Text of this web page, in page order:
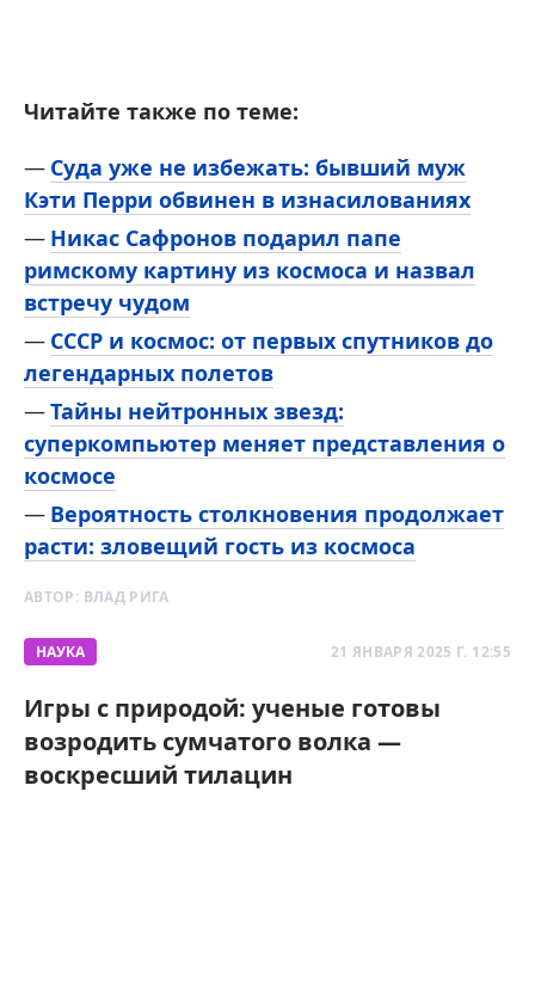
Читайте также по теме:
Суда уже не избежать: бывший муж
Кэти Перри обвинен в изнасилованиях
Никас Сафронов подарил папе
римскому картину из космоса и назвал
встречу чудом
СССР и космос: от первых спутников до
легендарных полетов
Тайны нейтронных звезд:
суперкомпьютер меняет представления о
космосе
Вероятность столкновения продолжает
расти: зловещий гость из космоса
АВТОР: ВЛАД РИГА
НАУКА 21 ЯНВАРЯ 2025 Г. 12:55
Игры с природой: ученые готовы
возродить сумчатого волка —
воскресший тилацин